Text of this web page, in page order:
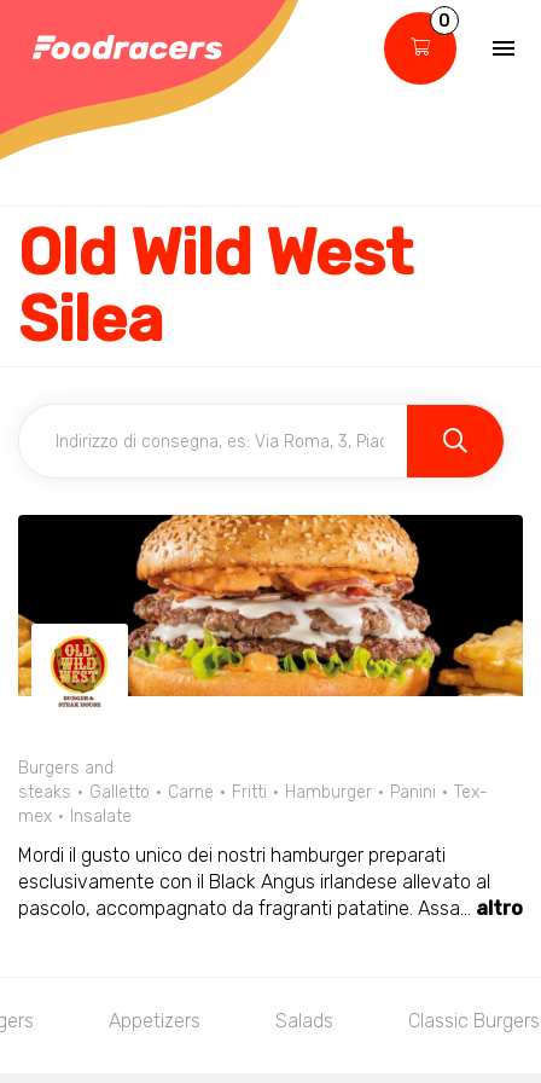
0
Old Wild West
Silea
Burgers and
steaks
Galletto Carne Fritti Hamburger Panini
Tex-
mex
Insalate
Mordi il gusto unico dei nostri hamburger preparati
esclusivamente con il Black Angus irlandese allevato al
pascolo, accompagnato da fragranti patatine. Assa... altro
Appetizers Salads Classic Burgers